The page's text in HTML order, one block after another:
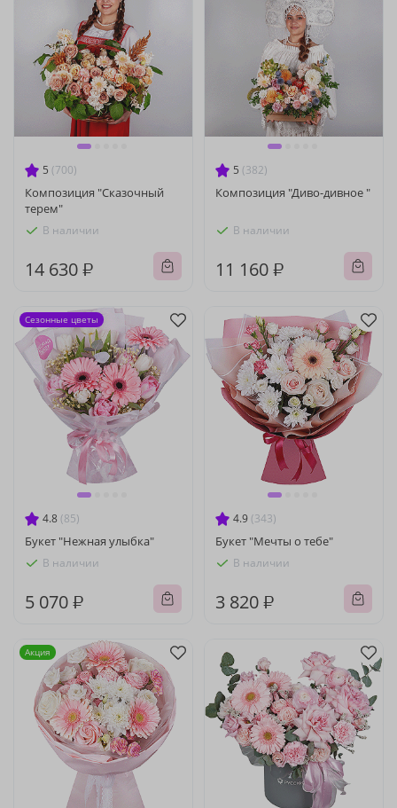
5 (700)
Композиция "Сказочный
терем"
В наличии
14 630 ₽
5 (382)
Композиция "Диво-дивное "
В наличии
11 160 ₽
4.8 (85)
Букет "Нежная улыбка"
В наличии
5 070 ₽
Сезонные цветы
4.9 (343)
Букет "Мечты о тебе"
В наличии
3 820 ₽
Акция